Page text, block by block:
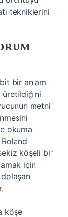
tekniklerini
bir anlam
üretildiğini
metni
okuma
sekiz köşeli bir
için
dolaşan
köşe